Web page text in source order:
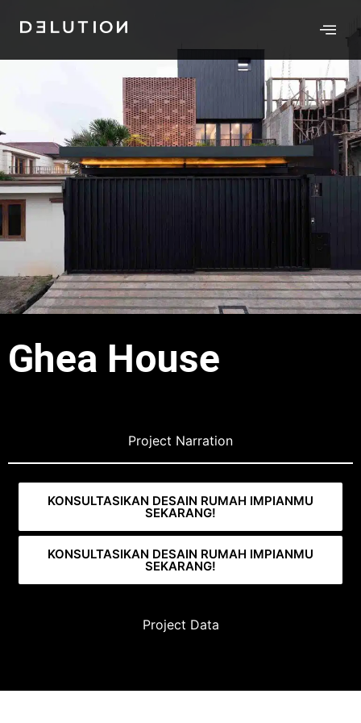
Ghea House
Project Narration
Project Data
KONSULTASIKAN DESAIN RUMAH IMPIANMU
SEKARANG!
KONSULTASIKAN DESAIN RUMAH IMPIANMU
SEKARANG!